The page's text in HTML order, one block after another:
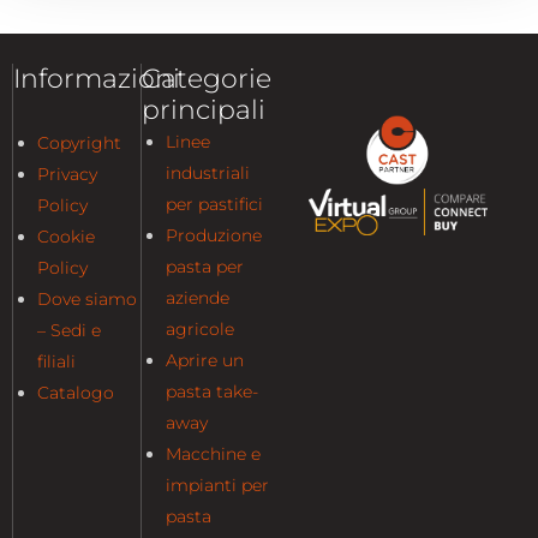
Informazioni
Copyright
Privacy
Policy
Cookie
Policy
Dove siamo
– Sedi e
filiali
Catalogo
Categorie
principali
Linee
industriali
per pastifici
Produzione
pasta per
aziende
agricole
Aprire un
pasta take-
away
Macchine e
impianti per
pasta